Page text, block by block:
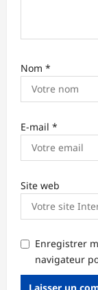
Nom *
E-mail *
Site web
Enregistrer
navigateur